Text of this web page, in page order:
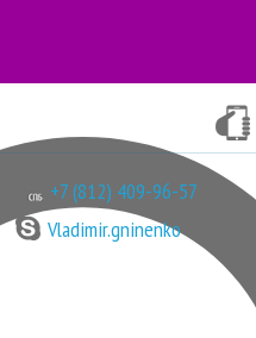
+7 (812) 409-96-57
Vladimir.gninenko